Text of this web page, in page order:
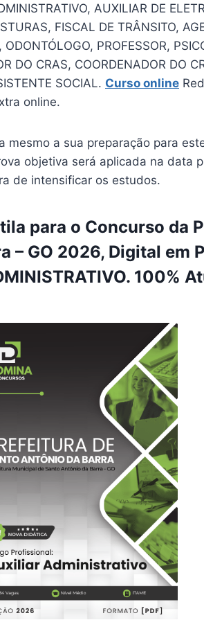
AUXILIAR DE
FISCAL DE TRÂNSITO,
PROFESSOR,
DO CRAS, COORDENADOR DO
SOCIAL. Curso online
online.
mesmo a sua preparação para
objetiva será aplicada na data
de intensificar os estudos.
para o Concurso da
– GO 2026, Digital em
100%